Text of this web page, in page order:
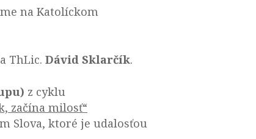
na Katolíckom
ThLic. Dávid Sklarčík.
z cyklu
začína milosť“
Slova, ktoré je udalosťou